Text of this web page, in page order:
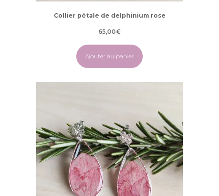
Collier pétale de delphinium rose
65,00€
Ajouter au panier